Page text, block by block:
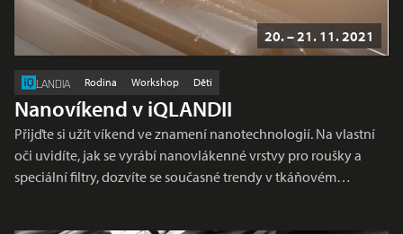
20. – 21. 11. 2021
LANDIA Rodina Workshop Děti
Nanovíkend v iQLANDII
Přijďte si užít víkend ve znamení nanotechnologií. Na vlastní
oči uvidíte, jak se vyrábí nanovlákenné vrstvy pro roušky a
speciální filtry, dozvíte se současné trendy v tkáňovém…